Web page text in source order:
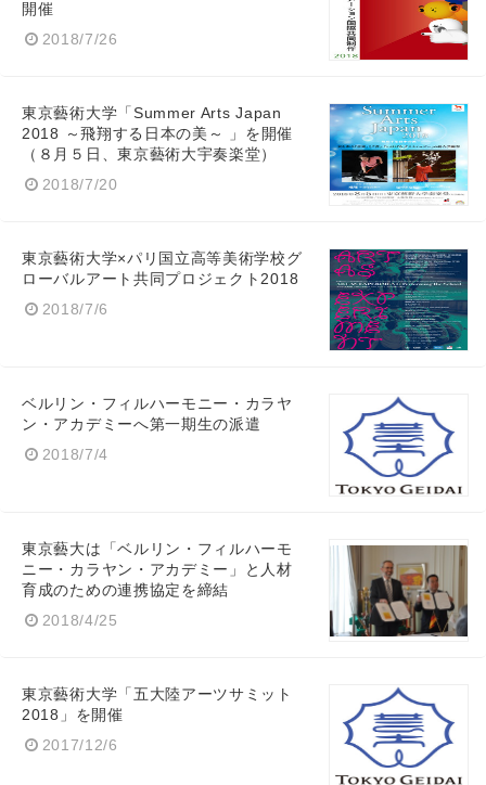
開催
2018/7/26
東京藝術大学「Summer Arts Japan
2018 ～飛翔する日本の美～ 」を開催
（８月５日、東京藝術大宇奏楽堂）
2018/7/20
東京藝術大学×パリ国立高等美術学校グ
ローバルアート共同プロジェクト2018
2018/7/6
ベルリン・フィルハーモニー・カラヤ
ン・アカデミーへ第一期生の派遣
2018/7/4
東京藝大は「ベルリン・フィルハーモ
ニー・カラヤン・アカデミー」と人材
育成のための連携協定を締結
2018/4/25
東京藝術大学「五大陸アーツサミット
2018」を開催
2017/12/6